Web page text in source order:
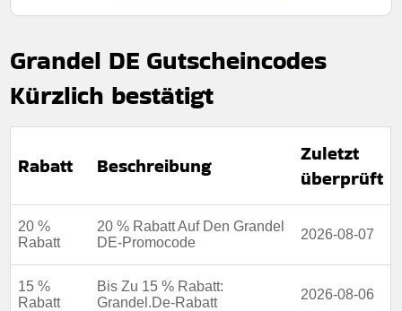
Grandel DE Gutscheincodes
Kürzlich bestätigt
Rabatt Beschreibung
Zuletzt
überprüft
20 %
Rabatt
20 % Rabatt Auf Den Grandel
DE-Promocode
2026-08-07
15 %
Rabatt
Bis Zu 15 % Rabatt:
Grandel.De-Rabatt
2026-08-06